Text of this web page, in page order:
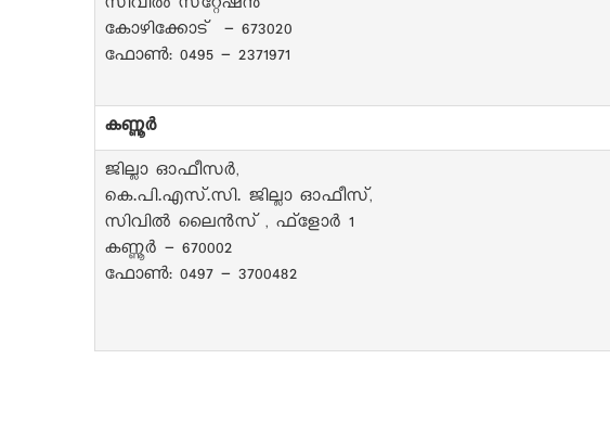
സിവിൽ സ്‌റ്റേഷൻ
കോഴിക്കോട് - 673020
ഫോൺ: 0495 - 2371971
കണ്ണൂർ
ജില്ലാ ഓഫീസർ,
കെ.പി.എസ്.സി. ജില്ലാ ഓഫീസ്,
സിവിൽ ലൈൻസ് , ഫ്‌ളോർ 1
കണ്ണൂർ - 670002
ഫോൺ: 0497 - 3700482